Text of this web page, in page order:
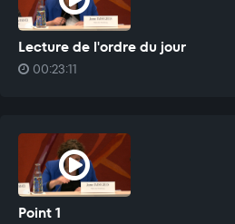
Lecture de l'ordre du jour
00:23:11
Point 1